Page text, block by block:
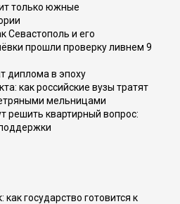
только южные
Севастополь и его
прошли проверку ливнем 9
диплома в эпоху
как российские вузы тратят
мельницами
решить квартирный вопрос:
государство готовится к